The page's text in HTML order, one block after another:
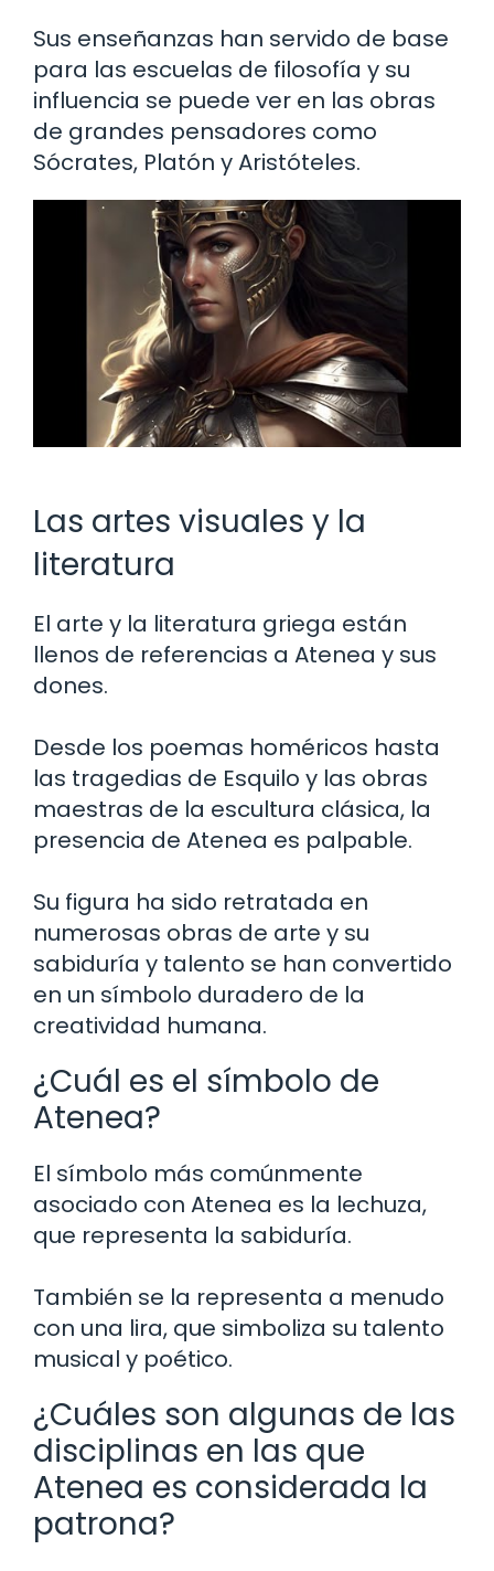
Sus enseñanzas han servido de base
para las escuelas de filosofía y su
influencia se puede ver en las obras
de grandes pensadores como
Sócrates, Platón y Aristóteles.
Las artes visuales y la
literatura
El arte y la literatura griega están
llenos de referencias a Atenea y sus
dones.
Desde los poemas homéricos hasta
las tragedias de Esquilo y las obras
maestras de la escultura clásica, la
presencia de Atenea es palpable.
Su figura ha sido retratada en
numerosas obras de arte y su
sabiduría y talento se han convertido
en un símbolo duradero de la
creatividad humana.
¿Cuál es el símbolo de
Atenea?
El símbolo más comúnmente
asociado con Atenea es la lechuza,
que representa la sabiduría.
También se la representa a menudo
con una lira, que simboliza su talento
musical y poético.
¿Cuáles son algunas de las
disciplinas en las que
Atenea es considerada la
patrona?